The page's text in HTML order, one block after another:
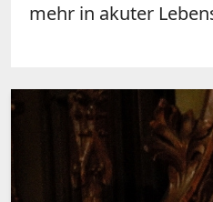
mehr in akuter